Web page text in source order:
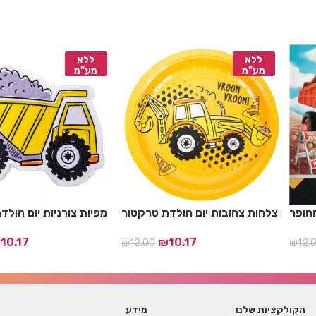
ללא
מע"מ
מפיות צורניות יום
10.17
ללא
מע"מ
צלחות צהובות יום הולדת טרקטור
₪12.00 ₪10.17 ₪
הקולקציות שלנו
מידע